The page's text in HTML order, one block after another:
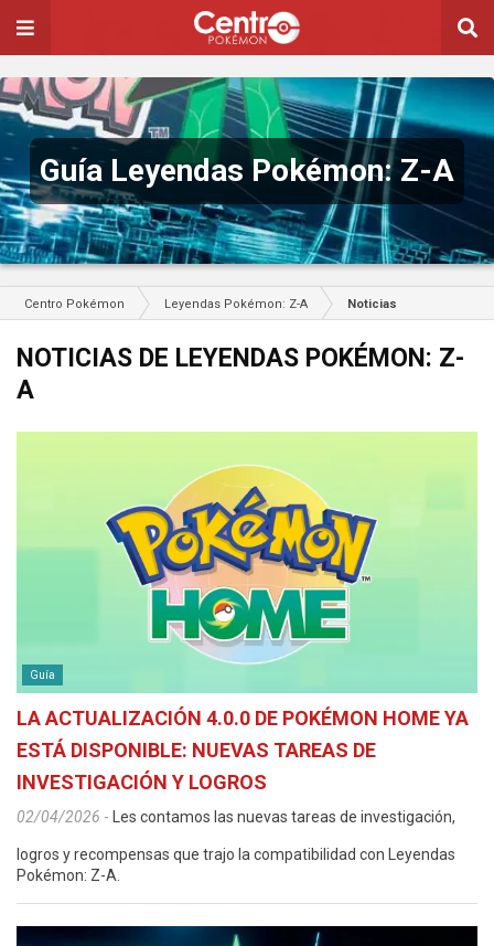
Guía Leyendas Pokémon: Z-A
Centro Pokémon Leyendas Pokémon: Z-A Noticias
NOTICIAS DE LEYENDAS POKÉMON: Z-
A
Guía
LA ACTUALIZACIÓN 4.0.0 DE POKÉMON HOME YA
ESTÁ DISPONIBLE: NUEVAS TAREAS DE
INVESTIGACIÓN Y LOGROS
02/04/2026 - Les contamos las nuevas tareas de investigación,
logros y recompensas que trajo la compatibilidad con Leyendas
Pokémon: Z-A.